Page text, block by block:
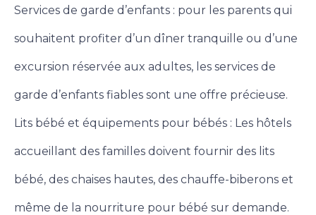
Services de garde d’enfants : pour les parents qui
souhaitent profiter d’un dîner tranquille ou d’une
excursion réservée aux adultes, les services de
garde d’enfants fiables sont une offre précieuse.
Lits bébé et équipements pour bébés : Les hôtels
accueillant des familles doivent fournir des lits
bébé, des chaises hautes, des chauffe-biberons et
même de la nourriture pour bébé sur demande.